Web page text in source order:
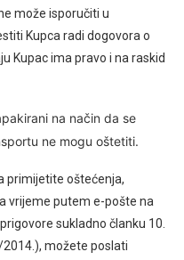
može isporučiti u
Kupca radi dogovora o
Kupac ima pravo i na raskid
na način da se
ne mogu oštetiti.
primijetite oštećenja,
vrijeme putem e-pošte na
sukladno članku 10.
možete poslati